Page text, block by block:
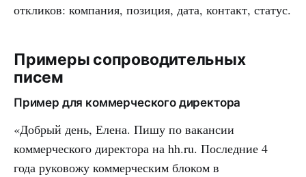
откликов: компания, позиция, дата, контакт, статус.
Примеры сопроводительных
писем
Пример для коммерческого директора
«Добрый день, Елена. Пишу по вакансии
коммерческого директора на hh.ru. Последние 4
года руковожу коммерческим блоком в